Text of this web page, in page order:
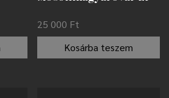
25 000 Ft
Kosárba teszem